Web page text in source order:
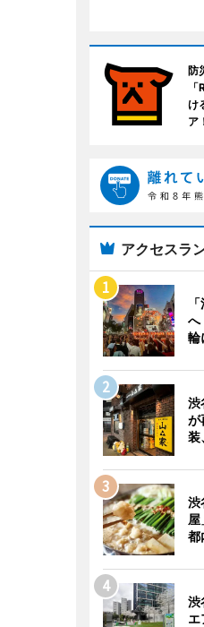
防
け
ア！
アクセスラ
へ
輪
渋
が
装
渋
都
渋
エ